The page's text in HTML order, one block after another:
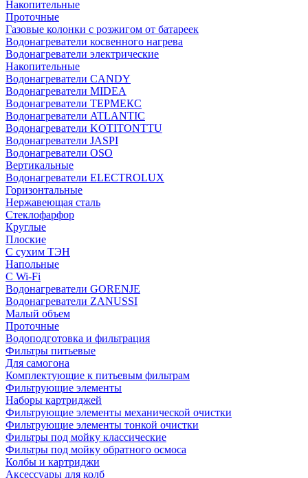
Накопительные
Проточные
Газовые колонки с розжигом от батареек
Водонагреватели косвенного нагрева
Водонагреватели электрические
Накопительные
Водонагреватели CANDY
Водонагреватели MIDEA
Водонагреватели ТЕРМЕКС
Водонагреватели ATLANTIC
Водонагреватели KOTITONTTU
Водонагреватели JASPI
Водонагреватели OSO
Вертикальные
Водонагреватели ELECTROLUX
Горизонтальные
Нержавеющая сталь
Стеклофарфор
Круглые
Плоские
С сухим ТЭН
Напольные
С Wi-Fi
Водонагреватели GORENJE
Водонагреватели ZANUSSI
Малый объем
Проточные
Водоподготовка и фильтрация
Фильтры питьевые
Для самогона
Комплектующие к питьевым фильтрам
Фильтрующие элементы
Наборы картриджей
Фильтрующие элементы механической очистки
Фильтрующие элементы тонкой очистки
Фильтры под мойку классические
Фильтры под мойку обратного осмоса
Колбы и картриджи
Аксессуары для колб